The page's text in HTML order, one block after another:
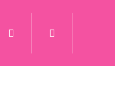
Svadobné šaty
Prihlásenie